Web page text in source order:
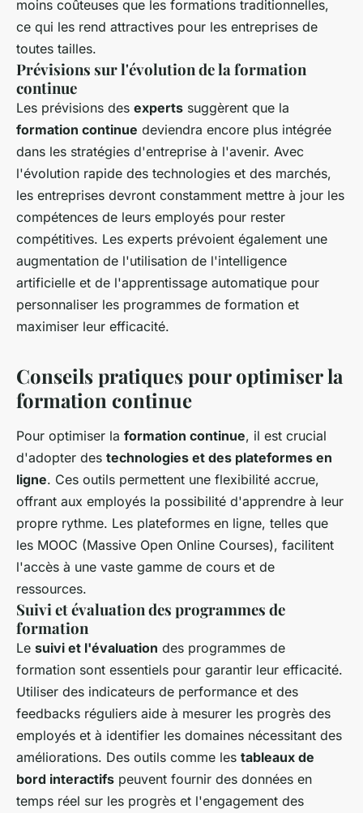
moins coûteuses que les formations traditionnelles,
ce qui les rend attractives pour les entreprises de
toutes tailles.
Prévisions sur l'évolution de la formation
continue
Les prévisions des experts suggèrent que la
formation continue deviendra encore plus intégrée
dans les stratégies d'entreprise à l'avenir. Avec
l'évolution rapide des technologies et des marchés,
les entreprises devront constamment mettre à jour les
compétences de leurs employés pour rester
compétitives. Les experts prévoient également une
augmentation de l'utilisation de l'intelligence
artificielle et de l'apprentissage automatique pour
personnaliser les programmes de formation et
maximiser leur efficacité.
Conseils pratiques pour optimiser la
formation continue
Pour optimiser la formation continue, il est crucial
d'adopter des technologies et des plateformes en
ligne. Ces outils permettent une flexibilité accrue,
offrant aux employés la possibilité d'apprendre à leur
propre rythme. Les plateformes en ligne, telles que
les MOOC (Massive Open Online Courses), facilitent
l'accès à une vaste gamme de cours et de
ressources.
Suivi et évaluation des programmes de
formation
Le suivi et l'évaluation des programmes de
formation sont essentiels pour garantir leur efficacité.
Utiliser des indicateurs de performance et des
feedbacks réguliers aide à mesurer les progrès des
employés et à identifier les domaines nécessitant des
améliorations. Des outils comme les tableaux de
bord interactifs peuvent fournir des données en
temps réel sur les progrès et l'engagement des